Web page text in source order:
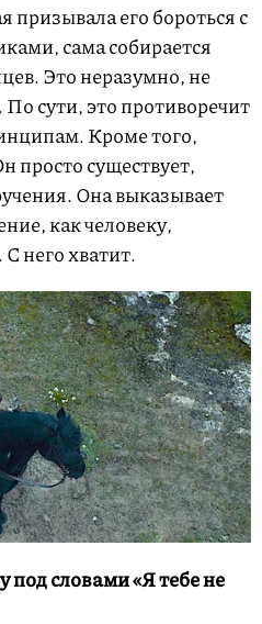
призывала его бороться с
сама собирается
Это неразумно, не
сути, это противоречит
Кроме того,
просто существует,
Она выказывает
как человеку,
него хватит.
словами «Я тебе не